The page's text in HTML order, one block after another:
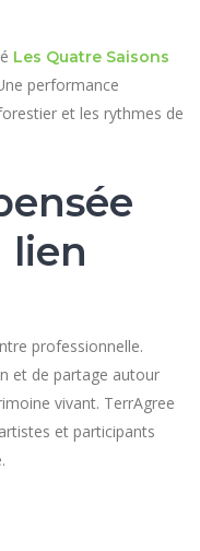
Les Quatre Saisons
performance
et les rythmes de
lien
professionnelle.
et de partage autour
vivant. TerrAgree
et participants